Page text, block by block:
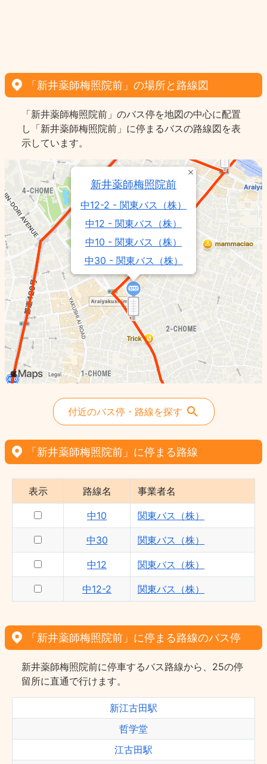
「新井薬師梅照院前」の場所と路線図
「新井薬師梅照院前」のバス停を地図の中心に配置
し「新井薬師梅照院前」に停まるバスの路線図を表
示しています。
新井薬師梅照院前
中12-2 - 関東バス（株）
中12 - 関東バス（株）
中10 - 関東バス（株）
中30 - 関東バス（株）
付近のバス停・路線を探す
「新井薬師梅照院前」に停まる路線
表示 路線名 事業者名
中10 関東バス（株）
中30 関東バス（株）
中12 関東バス（株）
中12-2 関東バス（株）
「新井薬師梅照院前」に停まる路線のバス停
新井薬師梅照院前に停車するバス路線から、25の停
留所に直通で行けます。
新江古田駅
哲学堂
江古田駅